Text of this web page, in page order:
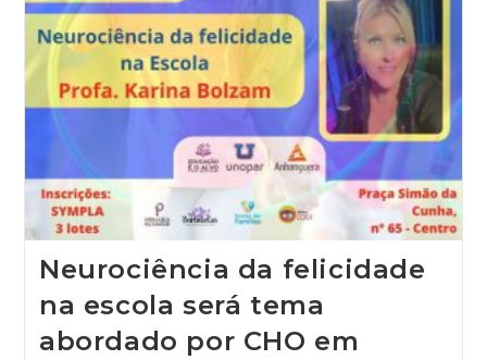
Neurociência da felicidade
na escola será tema
abordado por CHO em